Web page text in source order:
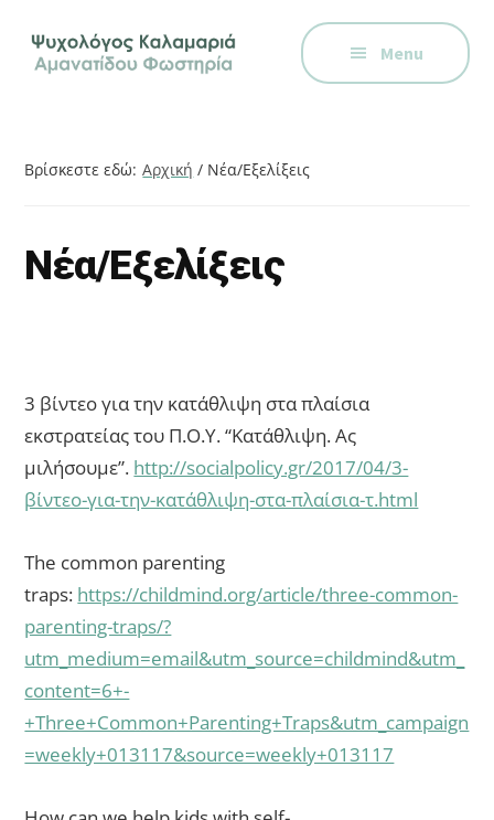
primary
footer
menu
Ψυχολόγος
στην
ειδικός
Συμπεριφορική
Θεραπεία.
συνεδρίες
online.
Menu
Βρίσκεστε εδώ: Αρχική / Νέα/Εξελίξεις
Νέα/Εξελίξεις
3 βίντεο για την κατάθλιψη στα πλαίσια
εκστρατείας του Π.Ο.Υ. “Κατάθλιψη. Ας
μιλήσουμε”. http://socialpolicy.gr/2017/04/3-
βίντεο-για-την-κατάθλιψη-στα-πλαίσια-τ.html
The common parenting
traps: https://childmind.org/article/three-common-
parenting-traps/?
utm_medium=email&utm_source=childmind&utm_
content=6+-
+Three+Common+Parenting+Traps&utm_campaign
=weekly+013117&source=weekly+013117